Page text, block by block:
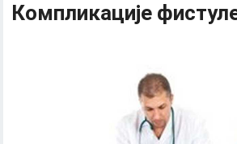
Компликације